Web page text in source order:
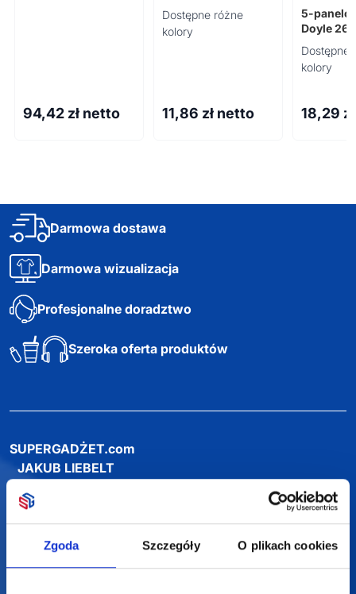
Zgoda Szczegóły O plikach cookies
94,42 zł netto
SUNNY
Dostępne różne
kolory
11,86 zł netto
5-
Doyle
Dostępne
kolory
18,29
Darmowa dostawa
Darmowa wizualizacja
Profesjonalne doradztwo
Szeroka oferta produktów
SUPERGADŻET.com
JAKUB LIEBELT
Osiecza Pierwsza 29